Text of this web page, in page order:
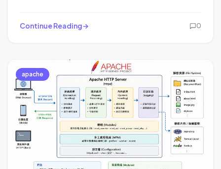
Continue Reading 0
apache